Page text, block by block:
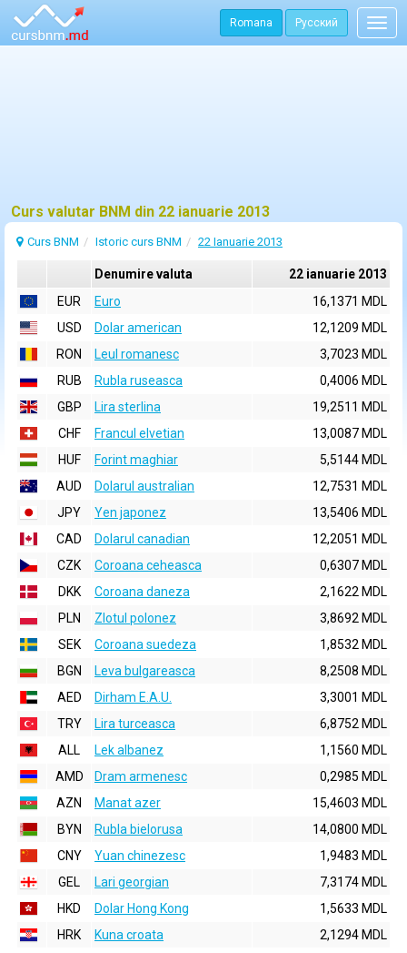
Romana Русский
Curs valutar BNM din 22 ianuarie 2013
Curs BNM Istoric curs BNM 22 Ianuarie 2013
Denumire valuta
22 ianuarie 2013
EUR
Euro
16,1371 MDL
USD
Dolar american
12,1209 MDL
RON
Leul romanesc
3,7023 MDL
RUB
Rubla ruseasca
0,4006 MDL
GBP
Lira sterlina
19,2511 MDL
CHF
Francul elvetian
13,0087 MDL
HUF
Forint maghiar
5,5144 MDL
AUD
Dolarul australian
12,7531 MDL
JPY
Yen japonez
13,5406 MDL
CAD
Dolarul canadian
12,2051 MDL
CZK
Coroana ceheasca
0,6307 MDL
DKK
Coroana daneza
2,1622 MDL
PLN
Zlotul polonez
3,8692 MDL
SEK
Coroana suedeza
1,8532 MDL
BGN
Leva bulgareasca
8,2508 MDL
AED
Dirham E.A.U.
3,3001 MDL
TRY
Lira turceasca
6,8752 MDL
ALL
Lek albanez
1,1560 MDL
AMD
Dram armenesc
0,2985 MDL
AZN
Manat azer
15,4603 MDL
BYN
Rubla bielorusa
14,0800 MDL
CNY
Yuan chinezesc
1,9483 MDL
GEL
Lari georgian
7,3174 MDL
HKD
Dolar Hong Kong
1,5633 MDL
HRK
Kuna croata
2,1294 MDL